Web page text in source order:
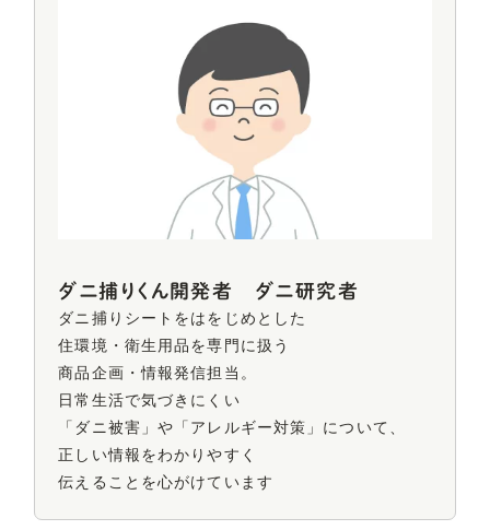
ダニ捕りくん開発者 ダニ研究者
ダニ捕りシートをはをじめとした
住環境・衛生用品を専門に扱う
商品企画・情報発信担当。
日常生活で気づきにくい
「ダニ被害」や 「アレルギー対策」について、
正しい情報をわかりやすく
伝えることを心がけています